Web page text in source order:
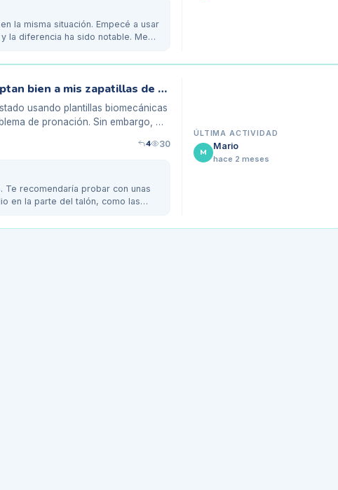
la misma situación. Empecé a usar
la diferencia ha sido notable. Me…
Mis plantillas biomecánicas no se adaptan bien a mis zapatillas de correr
usando plantillas biomecánicas
de pronación. Sin embargo, me
4 30
Te recomendaría probar con unas
en la parte del talón, como las
ÚLTIMA ACTIVIDAD
M
Mario
hace 2 meses